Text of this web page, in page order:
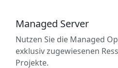
Managed Server
Nutzen Sie die Managed
exklusiv zugewiesenen
Projekte.